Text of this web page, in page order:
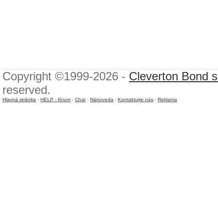
Copyright ©1999-2026 - Cleverton Bond
reserved.
Hlavná stránka - HELP - fórum - Chat - Nápoveda - Kontaktujte nás - Reklama